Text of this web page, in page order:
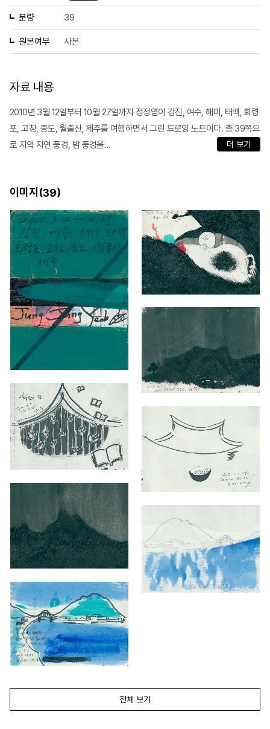
분량 39
원본여부 사본
자료 내용
2010년 3월 12일부터 10월 27일까지 정정엽이 강진, 여수, 해미, 태백, 회령
포, 고창, 증도, 월출산, 제주를 여행하면서 그린 드로잉 노트이다. 총 39쪽으
로 지역 자연 풍경, 밤 풍경을...
더 보기
이미지(39)
전체 보기